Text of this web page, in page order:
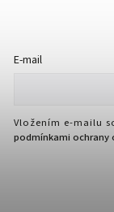
E-mail
Vložením e-mailu
podmínkami ochrany